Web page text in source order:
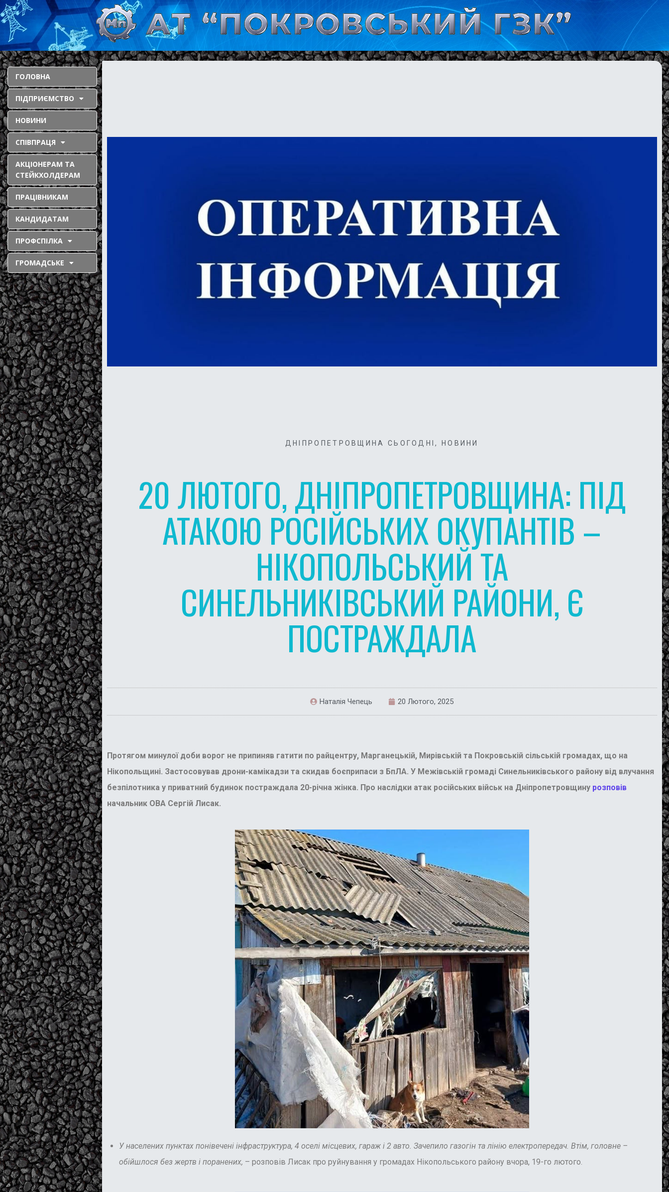
ГОЛОВНА
ПІДПРИЄМСТВО
НОВИНИ
СПІВПРАЦЯ
АКЦІОНЕРАМ ТА
СТЕЙКХОЛДЕРАМ
ПРАЦІВНИКАМ
КАНДИДАТАМ
ПРОФСПІЛКА
ГРОМАДСЬКЕ
ДНІПРОПЕТРОВЩИНА СЬОГОДНІ, НОВИНИ
20 ЛЮТОГО, ДНІПРОПЕТРОВЩИНА: ПІД
АТАКОЮ РОСІЙСЬКИХ ОКУПАНТІВ –
НІКОПОЛЬСЬКИЙ ТА
СИНЕЛЬНИКІВСЬКИЙ РАЙОНИ, Є
ПОСТРАЖДАЛА
Наталія Чепець 20 Лютого, 2025
Протягом минулої доби ворог не припиняв гатити по райцентру, Марганецькій, Мирівській та Покровській сільській громадах, що на
Нікопольщині. Застосовував дрони-камікадзи та скидав боєприпаси з БпЛА. У Межівській громаді Синельниківського району від влучання
безпілотника у приватний будинок постраждала 20-річна жінка. Про наслідки атак російських військ на Дніпропетровщину розповів
начальник ОВА Сергій Лисак.
У населених пунктах понівечені інфраструктура, 4 оселі місцевих, гараж і 2 авто. Зачепило газогін та лінію електропередач. Втім, головне –
обійшлося без жертв і поранених, – розповів Лисак про руйнування у громадах Нікопольського району вчора, 19-го лютого.